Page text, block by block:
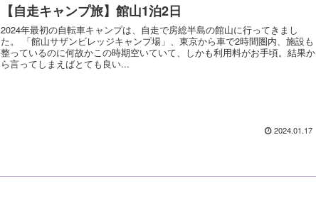
【自走キャンプ旅】館山1泊2日
2024年最初の自転車キャンプは、自走で房総半島の館山に行ってきまし
た。 「館山サザンビレッジキャンプ場」、東京から車で2時間圏内、施設も
整っているのに何故かこの時期空いていて、しかも利用料がお手頃。結果か
ら言ってしまえばとても良い...
2024.01.17